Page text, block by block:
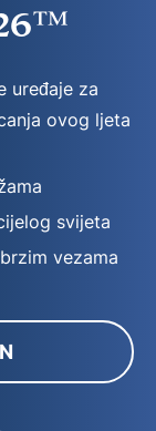
uređaje za
ovog ljeta
svijeta
vezama